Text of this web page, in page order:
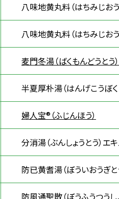
八味地黄丸料（はちみじお
八味地黄丸料（はちみじお
麦門冬湯（ばくもんどうとう
半夏厚朴湯（はんげこうぼく
婦人宝®（ふじんほう）
分消湯（ぶんしょうとう）エ
防已黄耆湯（ぼういおうぎと
防風通聖散（ぼうふうつうし